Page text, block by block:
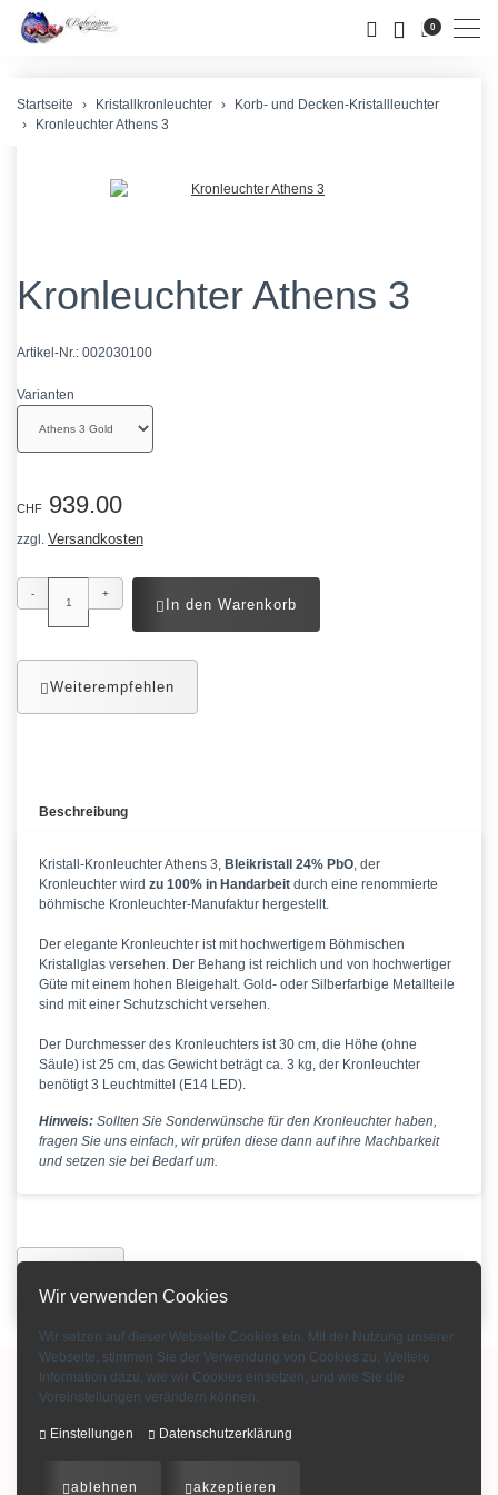
Wir verwenden Cookies
Wir setzen auf dieser Webseite Cookies ein. Mit der Nutzung unserer
Webseite, stimmen Sie der Verwendung von Cookies zu. Weitere
Information dazu, wie wir Cookies einsetzen, und wie Sie die
Voreinstellungen verändern können:
Einstellungen Datenschutzerklärung
ablehnen akzeptieren
0
Startseite Kristallkronleuchter
Korb- und Decken-Kristallleuchter
Kronleuchter Athens 3
Kronleuchter Athens 3
Artikel-Nr.: 002030100
Varianten
CHF 939.00
zzgl. Versandkosten
- +
In den Warenkorb
Weiterempfehlen
Beschreibung
Kristall-Kronleuchter Athens 3, Bleikristall 24% PbO, der
Kronleuchter wird zu 100% in Handarbeit durch eine renommierte
böhmische Kronleuchter-Manufaktur hergestellt.
Der elegante Kronleuchter ist mit hochwertigem Böhmischen
Kristallglas versehen. Der Behang ist reichlich und von hochwertiger
Güte mit einem hohen Bleigehalt. Gold- oder Silberfarbige Metallteile
sind mit einer Schutzschicht versehen.
Der Durchmesser des Kronleuchters ist 30 cm, die Höhe (ohne
Säule) ist 25 cm, das Gewicht beträgt ca. 3 kg, der Kronleuchter
benötigt 3 Leuchtmittel (E14 LED).
Hinweis: Sollten Sie Sonderwünsche für den Kronleuchter haben,
fragen Sie uns einfach, wir prüfen diese dann auf ihre Machbarkeit
und setzen sie bei Bedarf um.
Copyright © 2015-2026 Bohemian Crystal GmbH
Kristallglas Katalog Download-Kronleuchter Katalog Download